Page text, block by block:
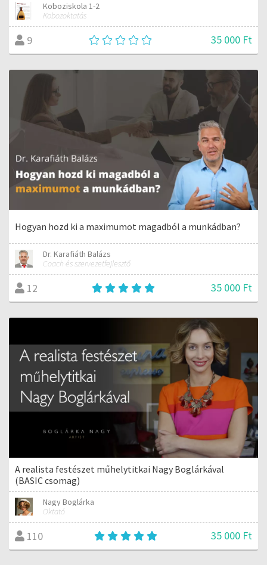
Koboziskola 1-2
Kobozoktatás
9 35 000 Ft
Hogyan hozd ki a maximumot magadból a munkádban?
Dr. Karafiáth Balázs
Coach és szervezetfejlesztő
12 35 000 Ft
A realista festészet műhelytitkai Nagy Boglárkával
(BASIC csomag)
Nagy Boglárka
Oktató
110 35 000 Ft